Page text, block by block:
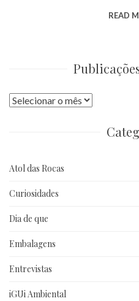
READ
Publicações
Atol das Rocas
Curiosidades
Dia de que
Embalagens
Entrevistas
iGUi Ambiental